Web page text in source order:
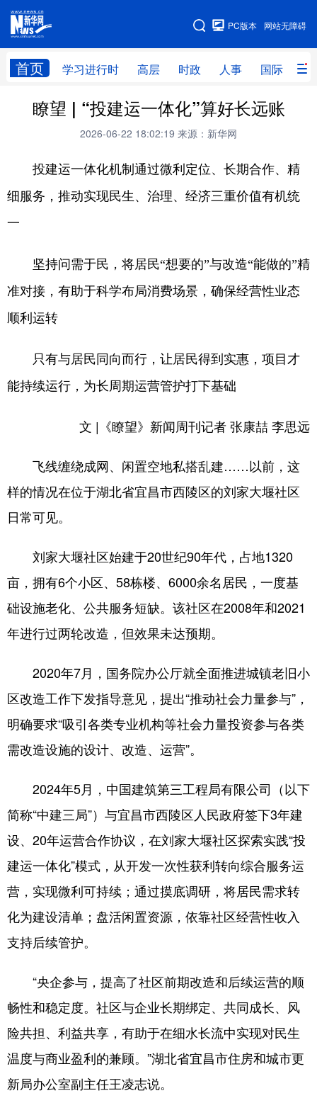
网站无障碍
PC版本
首页 学习进行时 高层 时政 人事 国际 财
网站地图
学习进行时 高层 时政 人事
财经 网评
台湾 思客智库 全球连线 教育
科技 科创 量子 体育
访谈 视频 图片 政务
法律 中央文件 金融 汽车
食品
一带一路 亚太网 上市公司
文化产业
地方频道
北京 天津 河北 山西
辽宁 吉林 上海 江苏
浙江 安徽 福建 江西
山东 河南 湖北
广东 广西 海南 重庆
四川 贵州 云南 西藏
陕西 甘肃 青海 宁夏
新疆 内蒙古 黑龙江
多语种频道
English Español Français عربى
Русский язык 日本語 한국어
Deutsch Português
瞭望 | “投建运一体化”算好长远账
2026-06-22 18:02:19 来源：新华网
投建运一体化机制通过微利定位、长期合作、精
细服务，推动实现民生、治理、经济三重价值有机统
一
坚持问需于民，将居民“想要的”与改造“能做的”精
准对接，有助于科学布局消费场景，确保经营性业态
顺利运转
只有与居民同向而行，让居民得到实惠，项目才
能持续运行，为长周期运营管护打下基础
文 |《瞭望》新闻周刊记者 张康喆 李思远
飞线缠绕成网、闲置空地私搭乱建……以前，这
样的情况在位于湖北省宜昌市西陵区的刘家大堰社区
日常可见。
刘家大堰社区始建于20世纪90年代，占地1320
亩，拥有6个小区、58栋楼、6000余名居民，一度基
础设施老化、公共服务短缺。该社区在2008年和2021
年进行过两轮改造，但效果未达预期。
2020年7月，国务院办公厅就全面推进城镇老旧小
区改造工作下发指导意见，提出“推动社会力量参与”，
明确要求“吸引各类专业机构等社会力量投资参与各类
需改造设施的设计、改造、运营”。
2024年5月，中国建筑第三工程局有限公司（以下
简称“中建三局”）与宜昌市西陵区人民政府签下3年建
设、20年运营合作协议，在刘家大堰社区探索实践“投
建运一体化”模式，从开发一次性获利转向综合服务运
营，实现微利可持续；通过摸底调研，将居民需求转
化为建设清单；盘活闲置资源，依靠社区经营性收入
支持后续管护。
“央企参与，提高了社区前期改造和后续运营的顺
畅性和稳定度。社区与企业长期绑定、共同成长、风
险共担、利益共享，有助于在细水长流中实现对民生
温度与商业盈利的兼顾。”湖北省宜昌市住房和城市更
新局办公室副主任王凌志说。